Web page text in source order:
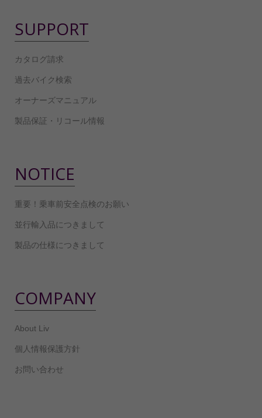
SUPPORT
カタログ請求
過去バイク検索
オーナーズマニュアル
製品保証・リコール情報
NOTICE
重要！乗車前安全点検のお願い
並行輸入品につきまして
製品の仕様につきまして
COMPANY
About Liv
個人情報保護方針
お問い合わせ